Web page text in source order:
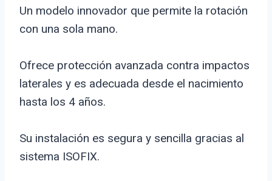
Un modelo innovador que permite la rotación
con una sola mano.
Ofrece protección avanzada contra impactos
laterales y es adecuada desde el nacimiento
hasta los 4 años.
Su instalación es segura y sencilla gracias al
sistema ISOFIX.